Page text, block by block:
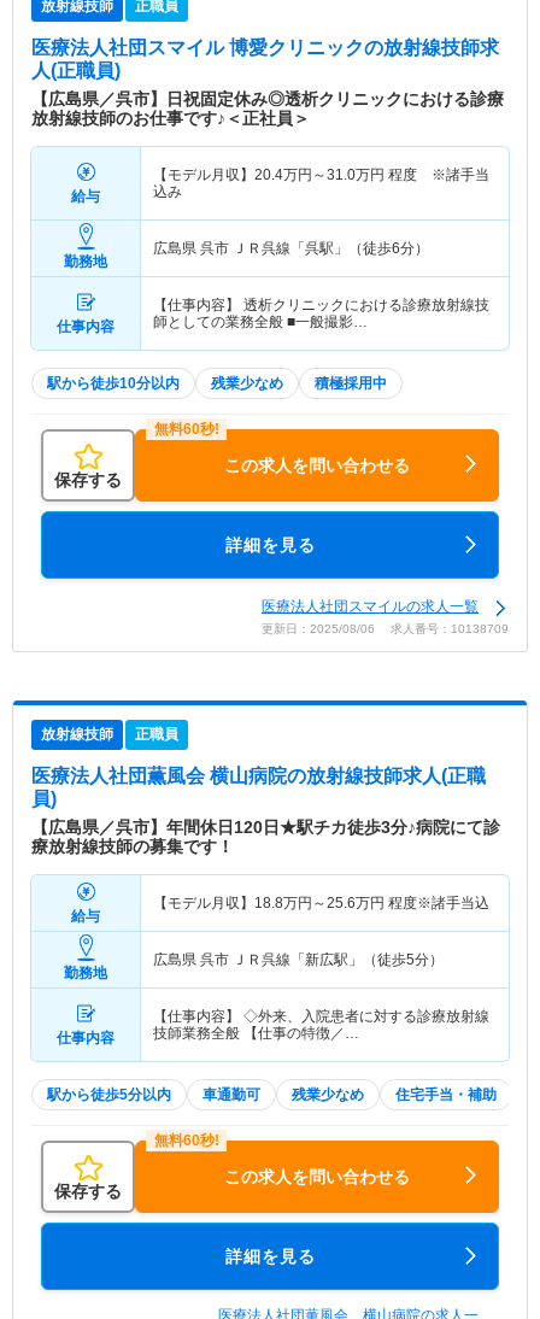
放射線技師 正職員
医療法人社団スマイル 博愛クリニックの放射線技師求
人(正職員)
【広島県／呉市】日祝固定休み◎透析クリニックにおける診療
放射線技師のお仕事です♪＜正社員＞
給与
【モデル月収】 20.4万円～31.0万円 程度 ※諸手当
込み
勤務地
広島県 呉市 ＪＲ呉線「呉駅」（徒歩6分）
仕事内容
【仕事内容】 透析クリニックにおける診療放射線技
師としての業務全般 ■一般撮影…
駅から徒歩10分以内 残業少なめ 積極採用中
保存する
この求人を問い合わせる
詳細を見る
医療法人社団スマイルの求人一覧
更新日：2025/08/06 求人番号：10138709
放射線技師 正職員
医療法人社団薫風会 横山病院の放射線技師求人(正職
員)
【広島県／呉市】年間休日120日★駅チカ徒歩3分♪病院にて診
療放射線技師の募集です！
給与
【モデル月収】 18.8万円～25.6万円 程度※諸手当込
勤務地
広島県 呉市 ＪＲ呉線「新広駅」（徒歩5分）
仕事内容
【仕事内容】 ◇外来、入院患者に対する診療放射線
技師業務全般 【仕事の特徴／…
駅から徒歩5分以内 車通勤可 残業少なめ 住宅手当・補助
保存する
この求人を問い合わせる
詳細を見る